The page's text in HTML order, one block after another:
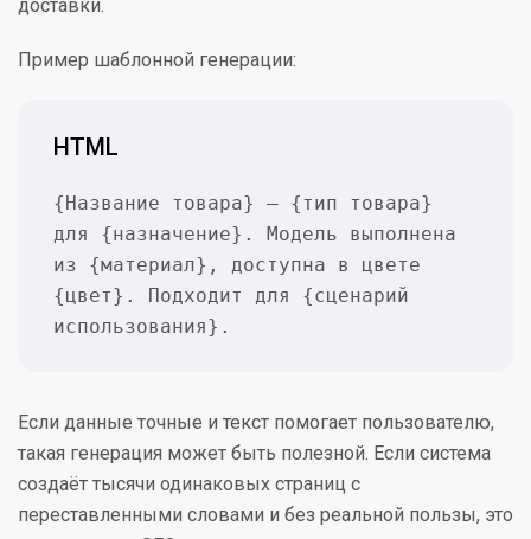
доставки.
Пример шаблонной генерации:
HTML
{Название товара} — {тип товара}
для {назначение}. Модель выполнена
из {материал}, доступна в цвете
{цвет}. Подходит для {сценарий
использования}.
Если данные точные и текст помогает пользователю,
такая генерация может быть полезной. Если система
создаёт тысячи одинаковых страниц с
переставленными словами и без реальной пользы, это